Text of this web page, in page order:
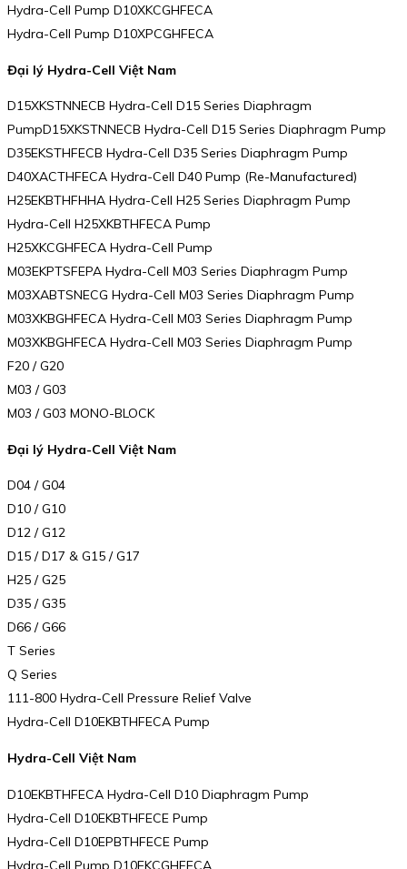
Hydra-Cell Pump D10XKCGHFECA
Hydra-Cell Pump D10XPCGHFECA
Đại lý Hydra-Cell Việt Nam
D15XKSTNNECB Hydra-Cell D15 Series Diaphragm
PumpD15XKSTNNECB Hydra-Cell D15 Series Diaphragm Pump
D35EKSTHFECB Hydra-Cell D35 Series Diaphragm Pump
D40XACTHFECA Hydra-Cell D40 Pump (Re-Manufactured)
H25EKBTHFHHA Hydra-Cell H25 Series Diaphragm Pump
Hydra-Cell H25XKBTHFECA Pump
H25XKCGHFECA Hydra-Cell Pump
M03EKPTSFEPA Hydra-Cell M03 Series Diaphragm Pump
M03XABTSNECG Hydra-Cell M03 Series Diaphragm Pump
M03XKBGHFECA Hydra-Cell M03 Series Diaphragm Pump
M03XKBGHFECA Hydra-Cell M03 Series Diaphragm Pump
F20 / G20
M03 / G03
M03 / G03 MONO-BLOCK
Đại lý Hydra-Cell Việt Nam
D04 / G04
D10 / G10
D12 / G12
D15 / D17 & G15 / G17
H25 / G25
D35 / G35
D66 / G66
T Series
Q Series
111-800 Hydra-Cell Pressure Relief Valve
Hydra-Cell D10EKBTHFECA Pump
Hydra-Cell Việt Nam
D10EKBTHFECA Hydra-Cell D10 Diaphragm Pump
Hydra-Cell D10EKBTHFECE Pump
Hydra-Cell D10EPBTHFECE Pump
Hydra-Cell Pump D10EKCGHFECA